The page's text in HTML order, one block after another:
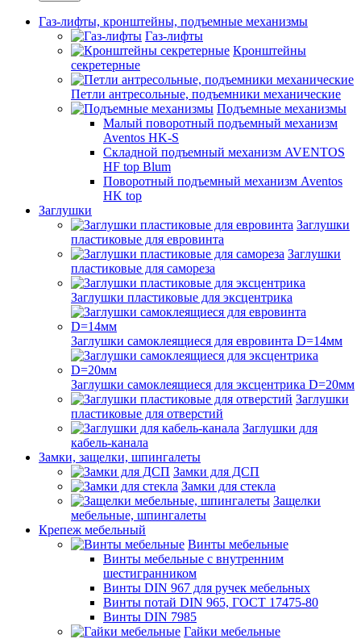
Газ-лифты, кронштейны, подъемные механизмы
Газ-лифты
Кронштейны
секретерные
Петли антресольные, подъемники механические
Подъемные механизмы
Малый поворотный подъемный механизм
Aventos HK-S
Складной подъемный механизм AVENTOS
HF top Blum
Поворотный подъемный механизм Aventos
HK top
Заглушки
Заглушки
пластиковые для евровинта
Заглушки
пластиковые для самореза
Заглушки пластиковые для эксцентрика
Заглушки самоклеящиеся для евровинта D=14мм
Заглушки самоклеящиеся для эксцентрика D=20мм
Заглушки
пластиковые для отверстий
Заглушки для
кабель-канала
Замки, защелки, шпингалеты
Замки для ДСП
Замки для стекла
Защелки
мебельные, шпингалеты
Крепеж мебельный
Винты мебельные
Винты мебельные с внутренним
шестигранником
Винты DIN 967 для ручек мебельных
Винты потай DIN 965, ГОСТ 17475-80
Винты DIN 7985
Гайки мебельные